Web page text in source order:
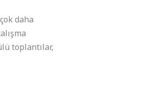
daha
toplantılar,